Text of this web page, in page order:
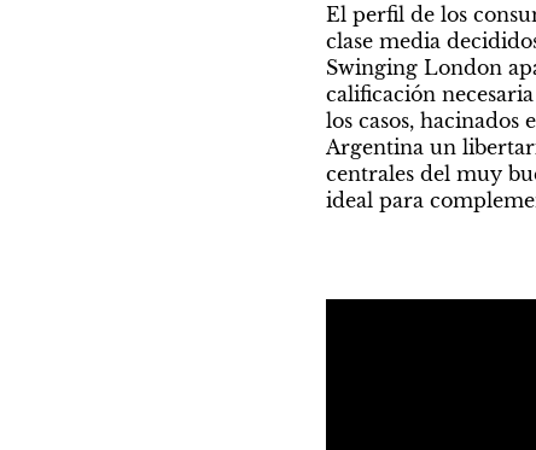
El perfil de los
clase media
Swinging London
calificación
los casos, hacinados
Argentina un
centrales del muy
ideal para